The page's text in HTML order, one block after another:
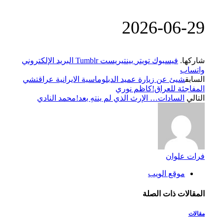
‎2026-‎06-‎29
شاركها. فيسبوك تويتر بينتيريست Tumblr البريد الإلكتروني
واتساب
السابقشيئ عن زيارة عميد الدبلوماسية الايرانية عراقتشي
المفاجئة للعراق!كاظم نوري
التالي السادات… الإرث الذي لم ينتهِ بعد!محمد النادي
فرات علوان
موقع الويب
المقالاتذات الصلة
مقالات